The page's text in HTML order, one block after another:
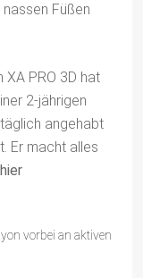
Füßen
XA PRO 3D hat
2-jährigen
angehabt
Er macht alles